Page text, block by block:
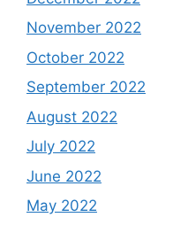
November 2022
October 2022
September 2022
August 2022
July 2022
June 2022
May 2022